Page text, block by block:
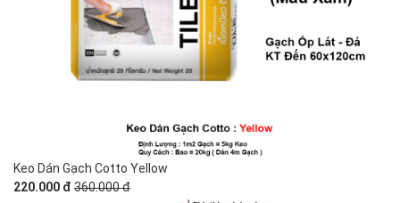
Keo Dán Gạch Cotto Yellow
220.000 đ 360.000 đ